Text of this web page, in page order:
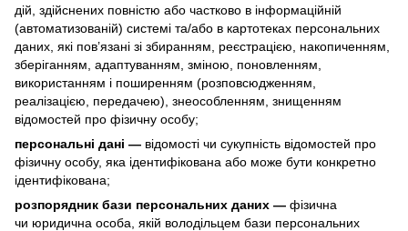
дій, здійснених повністю або частково в інформаційній
(автоматизованій) системі та/або в картотеках персональних
даних, які пов’язані зі збиранням, реєстрацією, накопиченням,
зберіганням, адаптуванням, зміною, поновленням,
використанням і поширенням (розповсюдженням,
реалізацією, передачею), знеособленням, знищенням
відомостей про фізичну особу;
персональні дані — відомості чи сукупність відомостей про
фізичну особу, яка ідентифікована або може бути конкретно
ідентифікована;
розпорядник бази персональних даних — фізична
чи юридична особа, якій володільцем бази персональних